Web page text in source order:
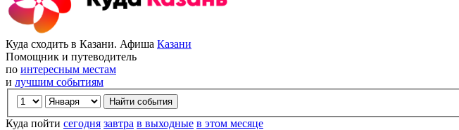
Куда сходить в Казани. Афиша Казани
Помощник и путеводитель
по интересным местам
и лучшим событиям
Куда пойти сегодня завтра в выходные в этом месяце